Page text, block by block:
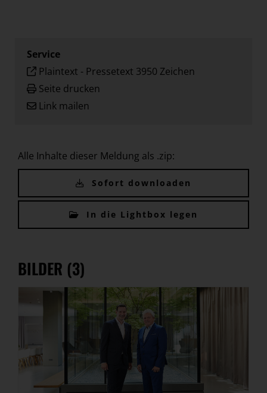
Service
Plaintext - Pressetext 3950 Zeichen
Seite drucken
Link mailen
Alle Inhalte dieser Meldung als .zip:
Sofort downloaden
In die Lightbox legen
BILDER (3)